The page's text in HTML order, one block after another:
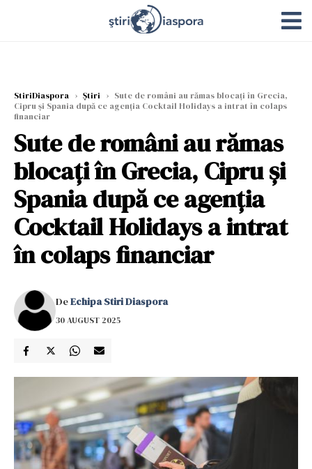
StiriDiaspora › Știri › Sute de români au rămas blocați în Grecia,
Cipru și Spania după ce agenția Cocktail Holidays a intrat în colaps
financiar
Sute de români au rămas
blocați în Grecia, Cipru și
Spania după ce agenția
Cocktail Holidays a intrat
în colaps financiar
DeEchipa Stiri Diaspora
30 AUGUST 2025